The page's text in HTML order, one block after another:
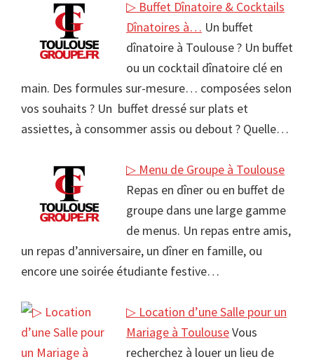
▷ Buffet Dînatoire & Cocktails
Dînatoires à… Un buffet
dînatoire à Toulouse ? Un buffet
ou un cocktail dînatoire clé en
main. Des formules sur-mesure… composées selon
vos souhaits ? Un buffet dressé sur plats et
assiettes, à consommer assis ou debout ? Quelle…
▷ Menu de Groupe à Toulouse
Repas en dîner ou en buffet de
groupe dans une large gamme
de menus. Un repas entre amis,
un repas d’anniversaire, un dîner en famille, ou
encore une soirée étudiante festive…
▷ Location d’une Salle pour un
Mariage à ToulouseVous
recherchez à louer un lieu de